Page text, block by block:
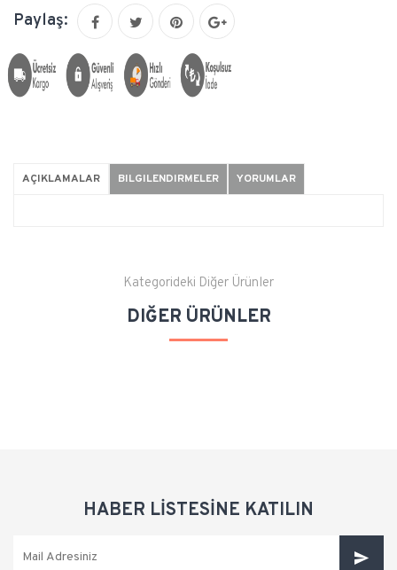
Paylaş:
AÇIKLAMALAR BILGILENDIRMELER YORUMLAR
Kategorideki Diğer Ürünler
DIĞER ÜRÜNLER
HABER LİSTESİNE KATILIN